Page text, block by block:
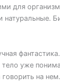
для
натуральные.
тело уже
на нем.